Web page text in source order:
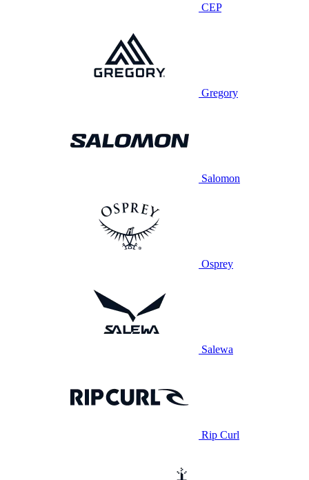
CEP
Gregory
Salomon
Osprey
Salewa
Rip Curl